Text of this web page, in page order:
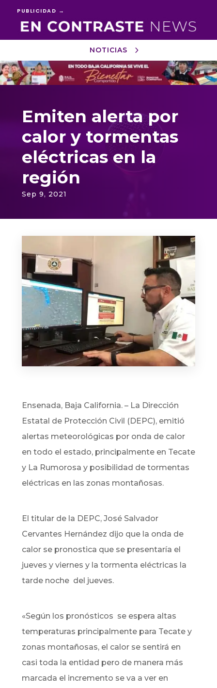
PUBLICIDAD →
NOTICIAS
Reproductor
de
vídeo
Emiten alerta por
calor y tormentas
eléctricas en la
región
Sep 9, 2021
Ensenada, Baja California. – La Dirección
Estatal de Protección Civil (DEPC), emitió
alertas meteorológicas por onda de calor
en todo el estado, principalmente en Tecate
y La Rumorosa y posibilidad de tormentas
eléctricas en las zonas montañosas.
El titular de la DEPC, José Salvador
Cervantes Hernández dijo que la onda de
calor se pronostica que se presentaría el
jueves y viernes y la tormenta eléctricas la
tarde noche del jueves.
«Según los pronósticos se espera altas
temperaturas principalmente para Tecate y
zonas montañosas, el calor se sentirá en
casi toda la entidad pero de manera más
marcada el incremento se va a ver en